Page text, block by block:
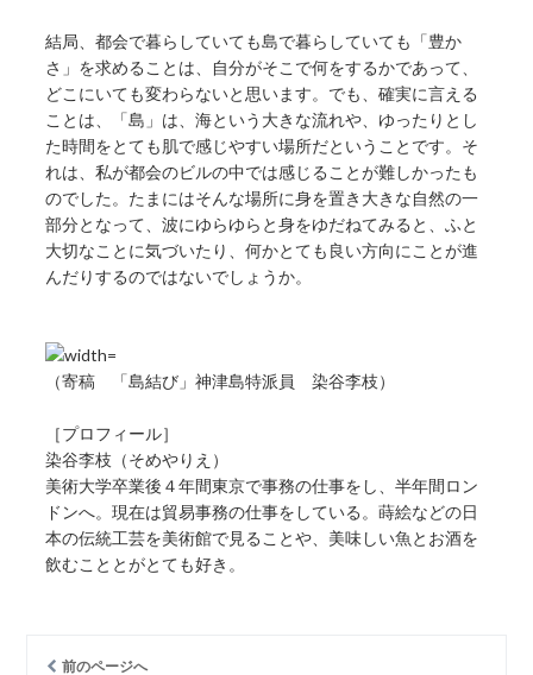
結局、都会で暮らしていても島で暮らしていても「豊か
さ」を求めることは、自分がそこで何をするかであって、
どこにいても変わらないと思います。でも、確実に言える
ことは、「島」は、海という大きな流れや、ゆったりとし
た時間をとても肌で感じやすい場所だということです。そ
れは、私が都会のビルの中では感じることが難しかったも
のでした。たまにはそんな場所に身を置き大きな自然の一
部分となって、波にゆらゆらと身をゆだねてみると、ふと
大切なことに気づいたり、何かとても良い方向にことが進
んだりするのではないでしょうか。
（寄稿 「島結び」神津島特派員 染谷李枝）
［プロフィール］
染谷李枝（そめやりえ）
美術大学卒業後４年間東京で事務の仕事をし、半年間ロン
ドンへ。現在は貿易事務の仕事をしている。蒔絵などの日
本の伝統工芸を美術館で見ることや、美味しい魚とお酒を
飲むこととがとても好き。
前のページへ